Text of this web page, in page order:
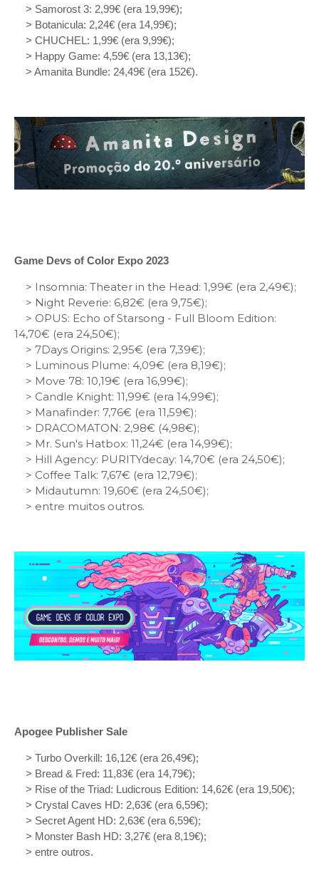
> Samorost 3: 2,99€ (era 19,99€);
> Botanicula: 2,24€ (era 14,99€);
> CHUCHEL: 1,99€ (era 9,99€);
> Happy Game: 4,59€ (era 13,13€);
> Amanita Bundle: 24,49€ (era 152€).
Game Devs of Color Expo 2023
> Insomnia: Theater in the Head: 1,99€ (era 2,49€);
> Night Reverie: 6,82€ (era 9,75€);
> OPUS: Echo of Starsong - Full Bloom Edition:
14,70€ (era 24,50€);
> 7Days Origins: 2,95€ (era 7,39€);
> Luminous Plume: 4,09€ (era 8,19€);
> Move 78: 10,19€ (era 16,99€);
> Candle Knight: 11,99€ (era 14,99€);
> Manafinder: 7,76€ (era 11,59€);
> DRACOMATON: 2,98€ (4,98€);
> Mr. Sun's Hatbox: 11,24€ (era 14,99€);
> Hill Agency: PURITYdecay: 14,70€ (era 24,50€);
> Coffee Talk: 7,67€ (era 12,79€);
> Midautumn: 19,60€ (era 24,50€);
> entre muitos outros.
Apogee Publisher Sale
> Turbo Overkill: 16,12€ (era 26,49€);
> Bread & Fred: 11,83€ (era 14,79€);
> Rise of the Triad: Ludicrous Edition: 14,62€ (era 19,50€);
> Crystal Caves HD: 2,63€ (era 6,59€);
> Secret Agent HD: 2,63€ (era 6,59€);
> Monster Bash HD: 3,27€ (era 8,19€);
> entre outros.